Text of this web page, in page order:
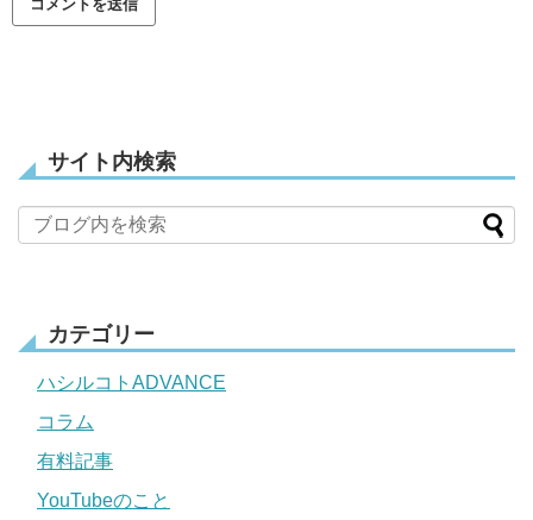
サイト内検索
カテゴリー
ハシルコトADVANCE
コラム
有料記事
YouTubeのこと